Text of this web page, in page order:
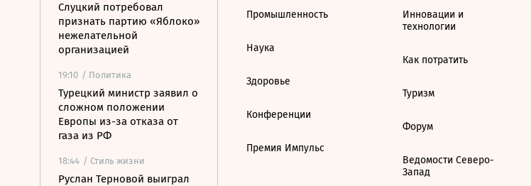
Слуцкий потребовал
признать партию «Яблоко»
нежелательной
организацией
19:10 / Политика
Турецкий министр заявил о
сложном положении
Европы из-за отказа от
газа из РФ
18:44 / Стиль жизни
Руслан Терновой выиграл
Промышленность
Наука
Здоровье
Конференции
Премия Импульс
Инновации и
технологии
Как потратить
Туризм
Форум
Ведомости Северо-
Запад